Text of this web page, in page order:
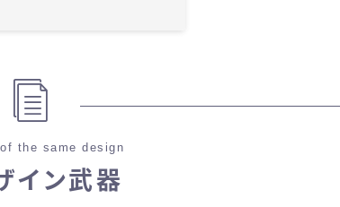
the same design
イン武器